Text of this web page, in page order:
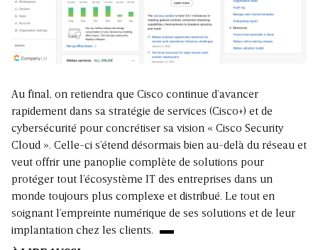
Au final, on retiendra que Cisco continue d’avancer
rapidement dans sa stratégie de services (Cisco+) et de
cybersécurité pour concrétiser sa vision « Cisco Security
Cloud ». Celle-ci s’étend désormais bien au-delà du réseau et
veut offrir une panoplie complète de solutions pour
protéger tout l’écosystème IT des entreprises dans un
monde toujours plus complexe et distribué. Le tout en
soignant l’empreinte numérique de ses solutions et de leur
implantation chez les clients.